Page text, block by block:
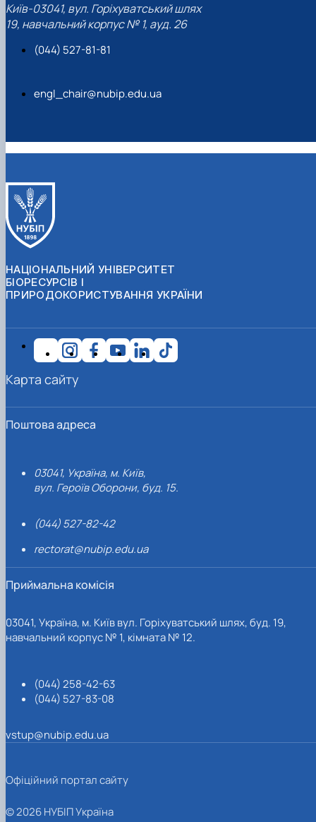
Київ-03041, вул. Горіхуватський шлях
19, навчальний корпус № 1, ауд. 26
(044) 527-81-81
engl_chair@nubip.edu.ua
НАЦІОНАЛЬНИЙ УНІВЕРСИТЕТ
БІОРЕСУРСІВ І
ПРИРОДОКОРИСТУВАННЯ УКРАЇНИ
Поштова адреса
03041, Україна, м. Київ,
вул. Героїв Оборони, буд. 15.
(044) 527-82-42
rectorat@nubip.edu.ua
Приймальна комісія
03041, Україна, м. Київ вул. Горіхуватський шлях, буд. 19,
навчальний корпус № 1, кімната № 12.
(044) 258-42-63
(044) 527-83-08
vstup@nubip.edu.ua
Карта сайту
Офіційний портал сайту
© 2026 НУБІП Україна